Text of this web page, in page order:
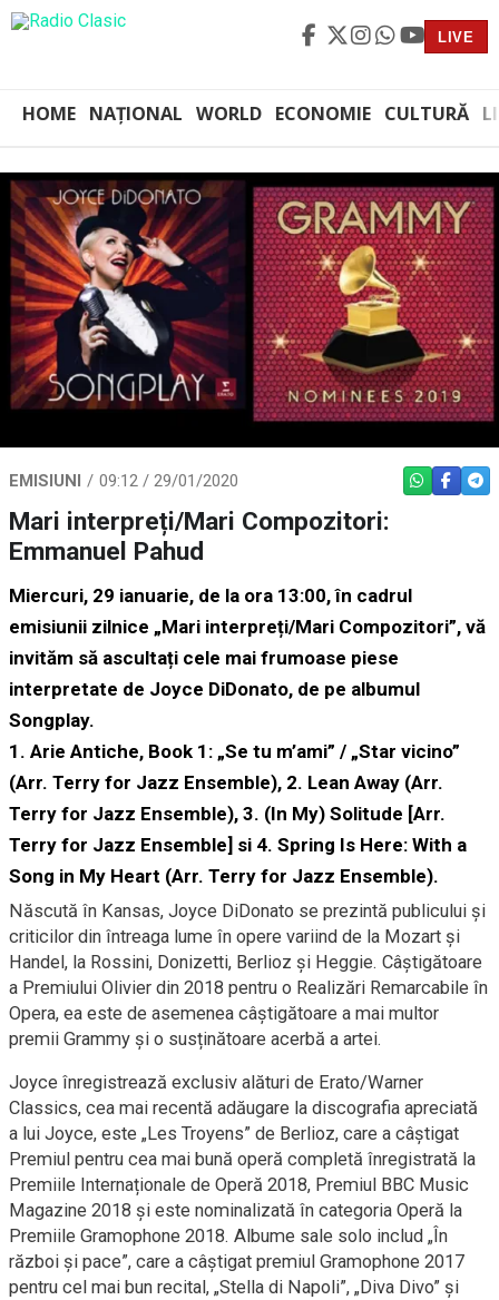
LIVE
HOME NAȚIONAL WORLD ECONOMIE CULTURĂ
EMISIUNI 09:12 / 29/01/2020 WHATSAPP
Mari interpreți/Mari Compozitori:
Emmanuel Pahud
Miercuri, 29 ianuarie, de la ora 13:00, în cadrul
emisiunii zilnice „Mari interpreți/Mari Compozitori”, vă
invităm să ascultați cele mai frumoase piese
interpretate de Joyce DiDonato, de pe albumul
Songplay.
1. Arie Antiche, Book 1: „Se tu m’ami” / „Star vicino”
(Arr. Terry for Jazz Ensemble), 2. Lean Away (Arr.
Terry for Jazz Ensemble), 3. (In My) Solitude [Arr.
Terry for Jazz Ensemble] si 4. Spring Is Here: With a
Song in My Heart (Arr. Terry for Jazz Ensemble).
Născută în Kansas, Joyce DiDonato se prezintă publicului și
criticilor din întreaga lume în opere variind de la Mozart și
Handel, la Rossini, Donizetti, Berlioz și Heggie. Câștigătoare
a Premiului Olivier din 2018 pentru o Realizări Remarcabile în
Opera, ea este de asemenea câștigătoare a mai multor
premii Grammy și o susținătoare acerbă a artei.
Joyce înregistrează exclusiv alături de Erato/Warner
Classics, cea mai recentă adăugare la discografia apreciată
a lui Joyce, este „Les Troyens” de Berlioz, care a câștigat
Premiul pentru cea mai bună operă completă înregistrată la
Premiile Internaționale de Operă 2018, Premiul BBC Music
Magazine 2018 și este nominalizată în categoria Operă la
Premiile Gramophone 2018. Albume sale solo includ „În
război și pace”, care a câștigat premiul Gramophone 2017
pentru cel mai bun recital, „Stella di Napoli”, „Diva Divo” și